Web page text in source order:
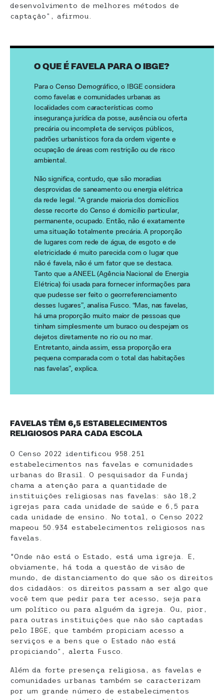
desenvolvimento de melhores métodos de
captação”, afirmou.
O QUE É FAVELA PARA O IBGE?
Para o Censo Demográfico, o IBGE considera
como favelas e comunidades urbanas as
localidades com características como
insegurança jurídica da posse, ausência ou oferta
precária ou incompleta de serviços públicos,
padrões urbanísticos fora da ordem vigente e
ocupação de áreas com restrição ou de risco
ambiental.
Não significa, contudo, que são moradias
desprovidas de saneamento ou energia elétrica
da rede legal. “A grande maioria dos domicílios
desse recorte do Censo é domicílio particular,
permanente, ocupado. Então, não é exatamente
uma situação totalmente precária. A proporção
de lugares com rede de água, de esgoto e de
eletricidade é muito parecida com o lugar que
não é favela, não é um fator que se destaca.
Tanto que a ANEEL (Agência Nacional de Energia
Elétrica) foi usada para fornecer informações para
que pudesse ser feito o georreferenciamento
desses lugares”, analisa Fusco. “Mas, nas favelas,
há uma proporção muito maior de pessoas que
tinham simplesmente um buraco ou despejam os
dejetos diretamente no rio ou no mar.
Entretanto, ainda assim, essa proporção era
pequena comparada com o total das habitações
nas favelas”, explica.
FAVELAS TÊM 6,5 ESTABELECIMENTOS
RELIGIOSOS PARA CADA ESCOLA
O Censo 2022 identificou 958.251
estabelecimentos nas favelas e comunidades
urbanas do Brasil. O pesquisador da Fundaj
chama a atenção para a quantidade de
instituições religiosas nas favelas: são 18,2
igrejas para cada unidade de saúde e 6,5 para
cada unidade de ensino. No total, o Censo 2022
mapeou 50.934 estabelecimentos religiosos nas
favelas.
“Onde não está o Estado, está uma igreja. E,
obviamente, há toda a questão de visão de
mundo, de distanciamento do que são os direitos
dos cidadãos: os direitos passam a ser algo que
você tem que pedir para ter acesso, seja para
um político ou para alguém da igreja. Ou, pior,
para outras instituições que não são captadas
pelo IBGE, que também propiciam acesso a
serviços e a bens que o Estado não está
propiciando”, alerta Fusco.
Além da forte presença religiosa, as favelas e
comunidades urbanas também se caracterizam
por um grande número de estabelecimentos